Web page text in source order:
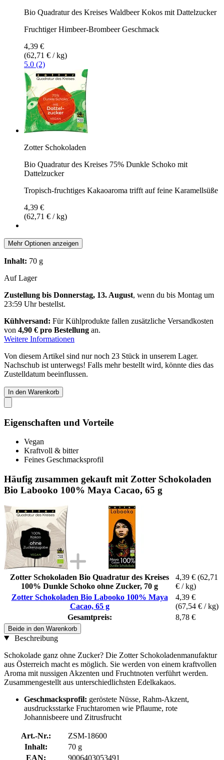
Bio Quadratur des Kreises Waldbeer Kokos mit Dattelzucker
Fruchtiger Himbeer-Brombeer Geschmack
4,39 €
(62,71 € / kg)
5.0 (2)
Zotter Schokoladen
Bio Quadratur des Kreises 75% Dunkle Schoko mit
Dattelzucker
Tropisch-fruchtiges Kakaoaroma trifft auf feine Karamellsüße
4,39 €
(62,71 € / kg)
Mehr Optionen anzeigen
Inhalt: 70 g
Auf Lager
Zustellung bis Donnerstag, 13. August, wenn du bis Montag um
23:59 Uhrbestellst.
Kühlversand: Für Kühlprodukte fallen zusätzliche Versandkosten
von 4,90 € pro Bestellung an.
Weitere Informationen
Von diesem Artikel sind nur noch 23 Stück in unserem Lager.
Nachschub ist unterwegs! Falls mehr bestellt wird, könnte dies das
Zustelldatum beeinflussen.
In den Warenkorb
Eigenschaften und Vorteile
Vegan
Kraftvoll & bitter
Feines Geschmacksprofil
Häufig zusammen gekauft mit Zotter Schokoladen
Bio Labooko 100% Maya Cacao, 65 g
Zotter Schokoladen Bio Quadratur des Kreises
100% Dunkle Schoko ohne Zucker, 70 g
4,39 € (62,71
€ / kg)
Zotter Schokoladen Bio Labooko 100% Maya
Cacao, 65 g
4,39 €
(67,54 € / kg)
Gesamtpreis:
8,78 €
Beide in den Warenkorb
Beschreibung
Schokolade ganz ohne Zucker? Die Zotter Schokoladenmanufaktur
aus Österreich macht es möglich. Sie werden von einem kraftvollen
Aroma mit nussigen Akzenten und Fruchtnoten verführt werden.
Zusammengestellt aus unterschiedlichsten Edelkakaos.
Geschmacksprofil: geröstete Nüsse, Rahm-Akzent,
ausdrucksstarke Fruchtaromen wie Pflaume, rote
Johannisbeere und Zitrusfrucht
Art.-Nr.:
ZSM-18600
Inhalt:
70 g
EAN:
9006403053491